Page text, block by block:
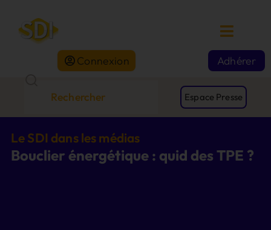
Connexion Adhérer
Espace Presse
Le SDI dans les médias
Bouclier énergétique : quid des TPE ?